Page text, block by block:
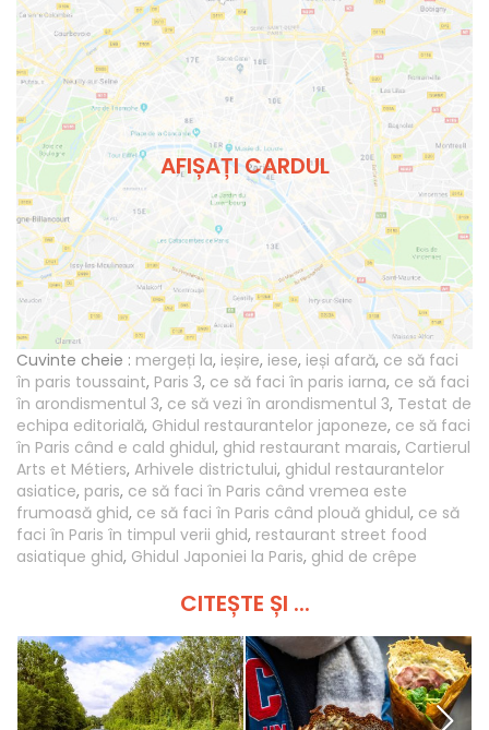
AFIȘAȚI CARDUL
Cuvinte cheie : mergeți la, ieșire, iese, ieși afară, ce să faci
în paris toussaint, Paris 3, ce să faci în paris iarna, ce să faci
în arondismentul 3, ce să vezi în arondismentul 3, Testat de
echipa editorială, Ghidul restaurantelor japoneze, ce să faci
în Paris când e cald ghidul, ghid restaurant marais, Cartierul
Arts et Métiers, Arhivele districtului, ghidul restaurantelor
asiatice, paris, ce să faci în Paris când vremea este
frumoasă ghid, ce să faci în Paris când plouă ghidul, ce să
faci în Paris în timpul verii ghid, restaurant street food
asiatique ghid, Ghidul Japoniei la Paris, ghid de crêpe
CITEȘTE ȘI ...